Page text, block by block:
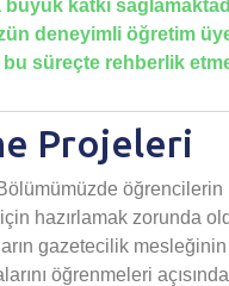
büyük katkı
deneyimli öğretim
süreçte rehberlik
Projeleri
öğrencilerin
hazırlamak zorunda
gazetecilik
öğrenmeleri